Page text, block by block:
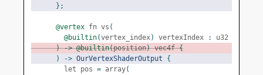
};
@vertex fn vs (
@builtin(vertex_index) vertexIndex :
u32
) -> @builtin(position) vec4f {
)
-> OurVertexShaderOutput
{
        let pos
= array(